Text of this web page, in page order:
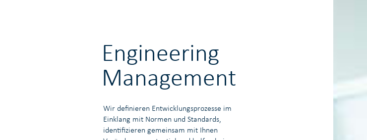
Engineering
Management
Wir definieren Entwicklungsprozesse im
Einklang mit Normen und Standards,
identifizieren gemeinsam mit Ihnen